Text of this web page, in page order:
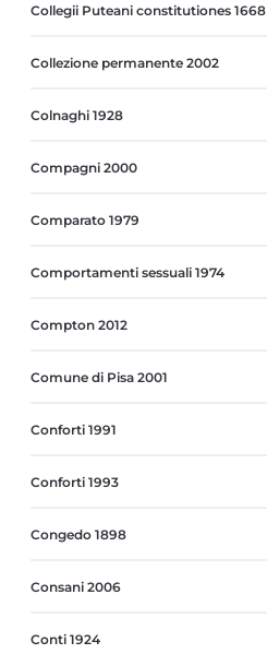
Collegii Puteani constitutiones 1668
Collezione permanente 2002
Colnaghi 1928
Compagni 2000
Comparato 1979
Comportamenti sessuali 1974
Compton 2012
Comune di Pisa 2001
Conforti 1991
Conforti 1993
Congedo 1898
Consani 2006
Conti 1924